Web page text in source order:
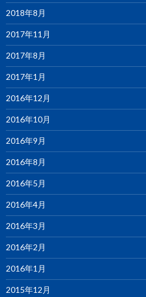
2018年8月
2017年11月
2017年8月
2017年1月
2016年12月
2016年10月
2016年9月
2016年8月
2016年5月
2016年4月
2016年3月
2016年2月
2016年1月
2015年12月